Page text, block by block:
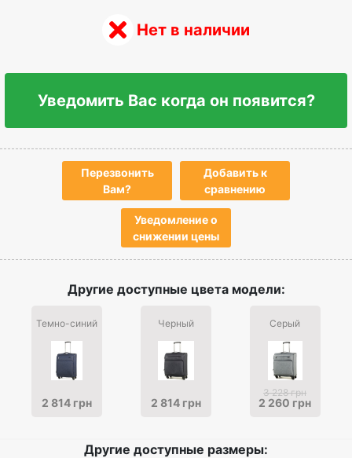
Нет в наличии
Уведомить Вас когда он появится?
Перезвонить
Вам?
Добавить к
сравнению
Уведомление о
снижении цены
Другие доступные цвета модели:
Темно-синий
2 814 грн
Черный
2 814 грн
Серый
3 228 грн
2 260 грн
Другие доступные размеры: